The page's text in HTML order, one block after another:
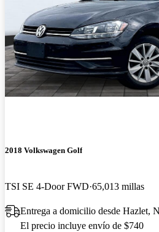
2018 Volkswagen Golf
TSI SE 4-Door FWD 65,013 millas
Entrega a domicilio desde Hazlet,
El precio incluye envío de $740